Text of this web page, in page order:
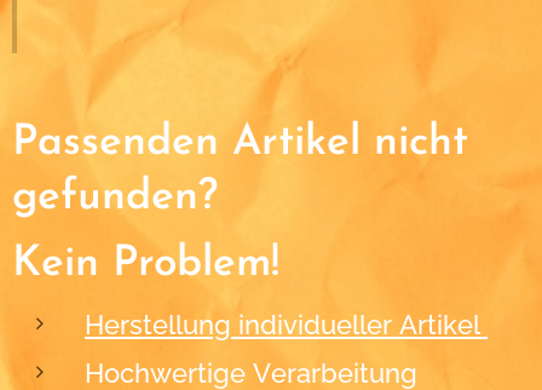
Passenden Artikel nicht
gefunden?
Kein Problem!
Herstellung individueller Artikel
Hochwertige Verarbeitung